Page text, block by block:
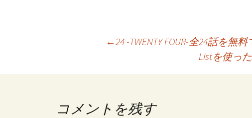
稿
←24 -TWENTY FOUR-全24話を無
Listを使っ
コメントを残す